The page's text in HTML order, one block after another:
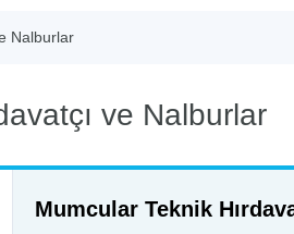
Nalburlar
ve Nalburlar
Mumcular Teknik